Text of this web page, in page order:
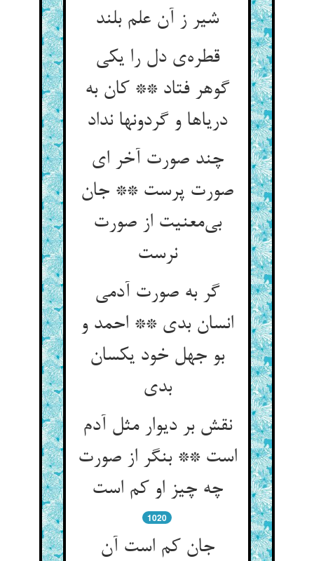
شیر ز آن علم بلند
قطره‌‌ی دل را یکی
گوهر فتاد ** کان به
دریاها و گردونها نداد
چند صورت آخر ای
صورت پرست ** جان
بی‌‌معنیت از صورت
نرست‌‌
گر به صورت آدمی
انسان بدی ** احمد و
بو جهل خود یکسان
بدی‌‌
نقش بر دیوار مثل آدم
است ** بنگر از صورت
چه چیز او کم است‌‌
1020
جان کم است آن